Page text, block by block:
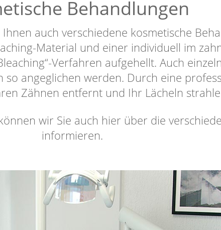
Behandlungen
auch verschiedene kosmetische
Material und einer individuell im
Verfahren aufgehellt. Auch
angeglichen werden. Durch eine
Zähnen entfernt und Ihr Lächeln
wir Sie auch hier über die
informieren.